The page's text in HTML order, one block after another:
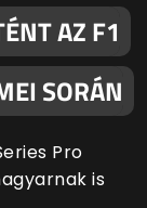
AZ F1
SORÁN
Pro
is